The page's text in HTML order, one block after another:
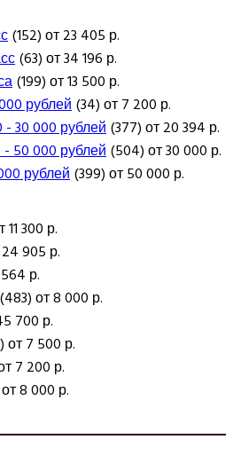
(152) от 23 405 р.
(63) от 34 196 р.
(199) от 13 500 р.
рублей(34) от 7 200 р.
30 000 рублей(377) от 20 394 р.
50 000 рублей(504) от 30 000 р.
рублей(399) от 50 000 р.
11 300 р.
905 р.
р.
(483) от 8 000 р.
700 р.
от 7 500 р.
7 200 р.
8 000 р.